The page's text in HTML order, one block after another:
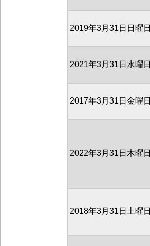
2019年3月31日日曜日
2021年3月31日水曜日
2017年3月31日金曜日
2022年3月31日木曜日
2018年3月31日土曜日